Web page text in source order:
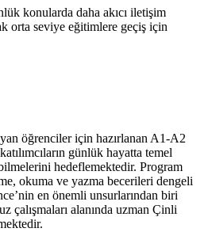
konularda daha akıcı iletişim
orta seviye eğitimlere geçiş için
öğrenciler için hazırlanan A1-A2
günlük hayatta temel
hedeflemektedir. Program
okuma ve yazma becerileri dengeli
en önemli unsurlarından biri
çalışmaları alanında uzman Çinli